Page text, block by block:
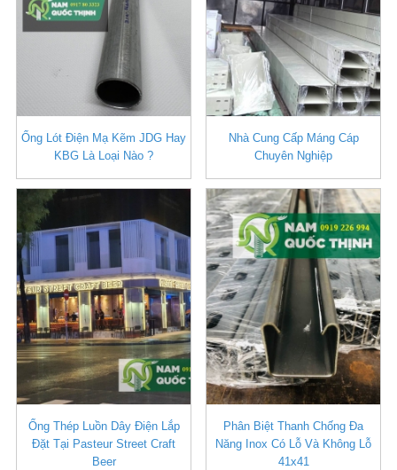
Ống Lót Điện Mạ Kẽm JDG Hay
KBG Là Loại Nào ?
Nhà Cung Cấp Máng Cáp
Chuyên Nghiệp
Ống Thép Luồn Dây Điện Lắp
Đặt Tại Pasteur Street Craft
Beer
Phân Biệt Thanh Chống Đa
Năng Inox Có Lỗ Và Không Lỗ
41x41